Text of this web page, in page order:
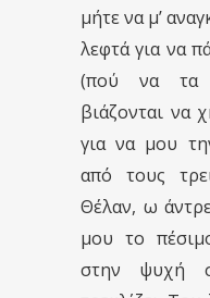
μήτε να μ’
λεφτά για να
(πού να τα
βιάζονται να
για να μου
από τους
Θέλαν, ω
μου το
στην ψυχή